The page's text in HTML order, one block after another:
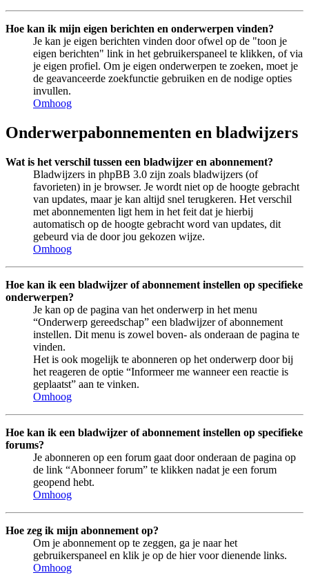
Hoe kan ik mijn eigen berichten en onderwerpen vinden?
Je kan je eigen berichten vinden door ofwel op de "toon je
eigen berichten" link in het gebruikerspaneel te klikken, of via
je eigen profiel. Om je eigen onderwerpen te zoeken, moet je
de geavanceerde zoekfunctie gebruiken en de nodige opties
invullen.
Omhoog
Onderwerpabonnementen en bladwijzers
Wat is het verschil tussen een bladwijzer en abonnement?
Bladwijzers in phpBB 3.0 zijn zoals bladwijzers (of
favorieten) in je browser. Je wordt niet op de hoogte gebracht
van updates, maar je kan altijd snel terugkeren. Het verschil
met abonnementen ligt hem in het feit dat je hierbij
automatisch op de hoogte gebracht word van updates, dit
gebeurd via de door jou gekozen wijze.
Omhoog
Hoe kan ik een bladwijzer of abonnement instellen op specifieke
onderwerpen?
Je kan op de pagina van het onderwerp in het menu
“Onderwerp gereedschap” een bladwijzer of abonnement
instellen. Dit menu is zowel boven- als onderaan de pagina te
vinden.
Het is ook mogelijk te abonneren op het onderwerp door bij
het reageren de optie “Informeer me wanneer een reactie is
geplaatst” aan te vinken.
Omhoog
Hoe kan ik een bladwijzer of abonnement instellen op specifieke
forums?
Je abonneren op een forum gaat door onderaan de pagina op
de link “Abonneer forum” te klikken nadat je een forum
geopend hebt.
Omhoog
Hoe zeg ik mijn abonnement op?
Om je abonnement op te zeggen, ga je naar het
gebruikerspaneel en klik je op de hier voor dienende links.
Omhoog